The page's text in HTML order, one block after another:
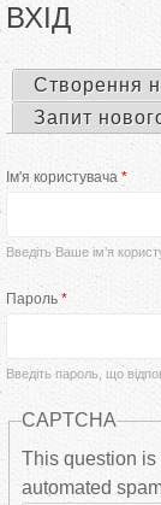
ВХІД
е
в
н
н
Створення
Запит
Ім'я користувача *
Введіть Ваше ім’я
Пароль *
Введіть пароль, що
CAPTCHA
This question is
automated